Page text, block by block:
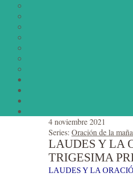
4 noviembre 2021
Series: Oración de la
LAUDES Y LA
TRIGESIMA
LAUDES Y LA